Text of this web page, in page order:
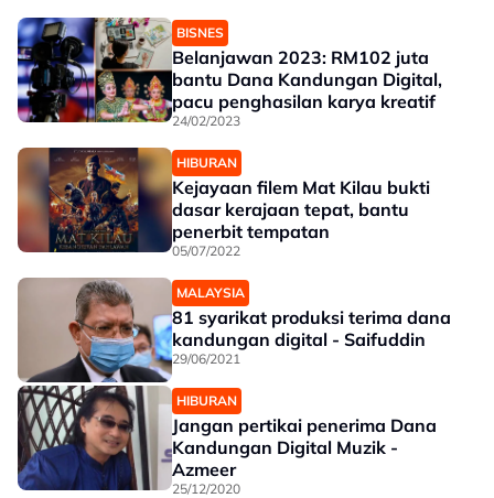
BISNES
Belanjawan 2023: RM102 juta
bantu Dana Kandungan Digital,
pacu penghasilan karya kreatif
24/02/2023
HIBURAN
Kejayaan filem Mat Kilau bukti
dasar kerajaan tepat, bantu
penerbit tempatan
05/07/2022
MALAYSIA
81 syarikat produksi terima dana
kandungan digital - Saifuddin
29/06/2021
HIBURAN
Jangan pertikai penerima Dana
Kandungan Digital Muzik -
Azmeer
25/12/2020